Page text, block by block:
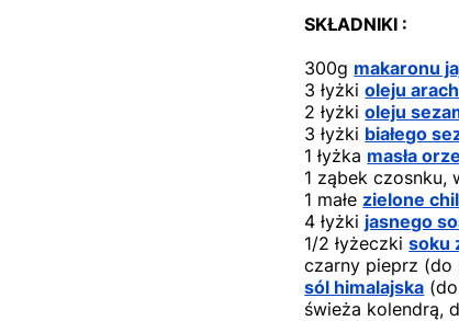
SKŁADNIKI :
300g makaronu
3 łyżkioleju
2 łyżkioleju
3 łyżki białego
1 łyżka masła
1 ząbek czosnku,
1 małe zielone
4 łyżki jasnego
1/2 łyżeczkisoku
czarny pieprz (do
sól himalajska
świeża kolendrą,